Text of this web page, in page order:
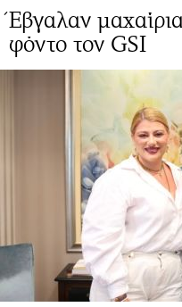
Έβγαλαν
φόντο τον GSI